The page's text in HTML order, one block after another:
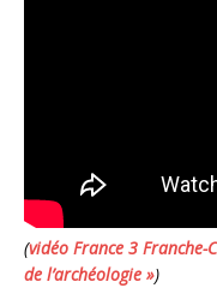
(vidéo France 3 Franche-
de l’archéologie »)